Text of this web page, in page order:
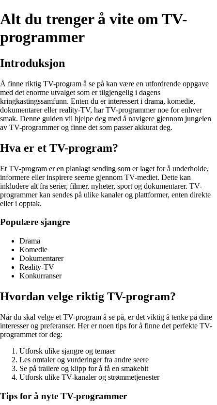
Alt du trenger å vite om TV-
programmer
Introduksjon
Å finne riktig TV-program å se på kan være en utfordrende oppgave
med det enorme utvalget som er tilgjengelig i dagens
kringkastingssamfunn. Enten du er interessert i drama, komedie,
dokumentarer eller reality-TV, har TV-programmer noe for enhver
smak. Denne guiden vil hjelpe deg med å navigere gjennom jungelen
av TV-programmer og finne det som passer akkurat deg.
Hva er et TV-program?
Et TV-program er en planlagt sending som er laget for å underholde,
informere eller inspirere seerne gjennom TV-mediet. Dette kan
inkludere alt fra serier, filmer, nyheter, sport og dokumentarer. TV-
programmer kan sendes på ulike kanaler og plattformer, enten direkte
eller i opptak.
Populære sjangre
Drama
Komedie
Dokumentarer
Reality-TV
Konkurranser
Hvordan velge riktig TV-program?
Når du skal velge et TV-program å se på, er det viktig å tenke på dine
interesser og preferanser. Her er noen tips for å finne det perfekte TV-
programmet for deg:
Utforsk ulike sjangre og temaer
Les omtaler og vurderinger fra andre seere
Se på trailere og klipp for å få en smakebit
Utforsk ulike TV-kanaler og strømmetjenester
Tips for å nyte TV-programmer